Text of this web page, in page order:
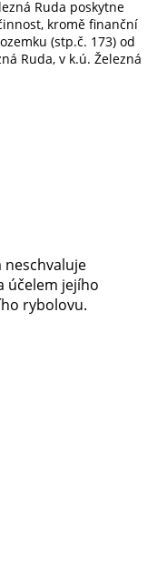
Ruda poskytne
kromě finanční
(stp.č. 173) od
Ruda, v k.ú. Železná
neschvaluje
účelem jejího
rybolovu.